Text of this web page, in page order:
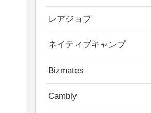
レアジョブ
ネイティブキャンプ
Bizmates
Cambly